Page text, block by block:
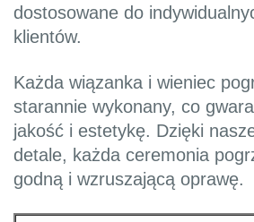
dostosowane do
klientów.
Każda wiązanka i wieniec
starannie wykonany, co
jakość i estetykę. Dzięki
detale, każda ceremonia
godną i wzruszającą oprawę.